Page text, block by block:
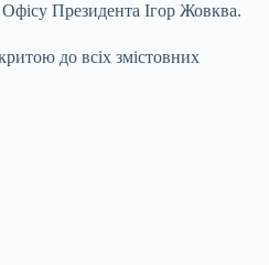
Президента Ігор Жовква.
до всіх змістовних